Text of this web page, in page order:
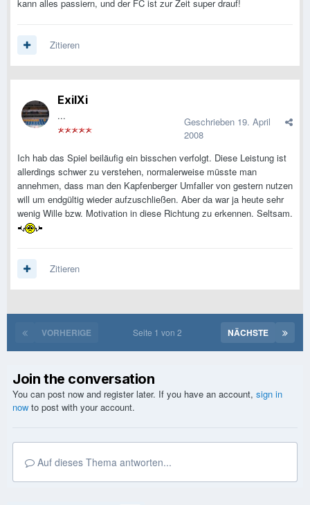
kann alles passiern, und der FC ist zur Zeit super drauf!
Zitieren
ExilXi
... Geschrieben 19. April
2008
Ich hab das Spiel beiläufig ein bisschen verfolgt. Diese Leistung ist
allerdings schwer zu verstehen, normalerweise müsste man
annehmen, dass man den Kapfenberger Umfaller von gestern nutzen
will um endgültig wieder aufzuschließen. Aber da war ja heute sehr
wenig Wille bzw. Motivation in diese Richtung zu erkennen. Seltsam.
Zitieren
VORHERIGE NÄCHSTE
Seite 1 von 2
Join the conversation
You can post now and register later. If you have an account, sign in
now to post with your account.
Auf dieses Thema antworten...